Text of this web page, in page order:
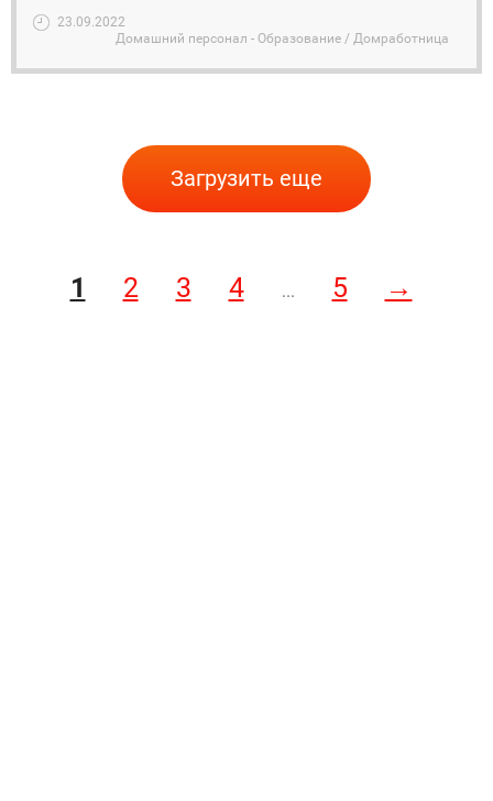
23.09.2022
Домашний персонал - Образование / Домработница
Загрузить еще
1 2 3 4 ... 5 →